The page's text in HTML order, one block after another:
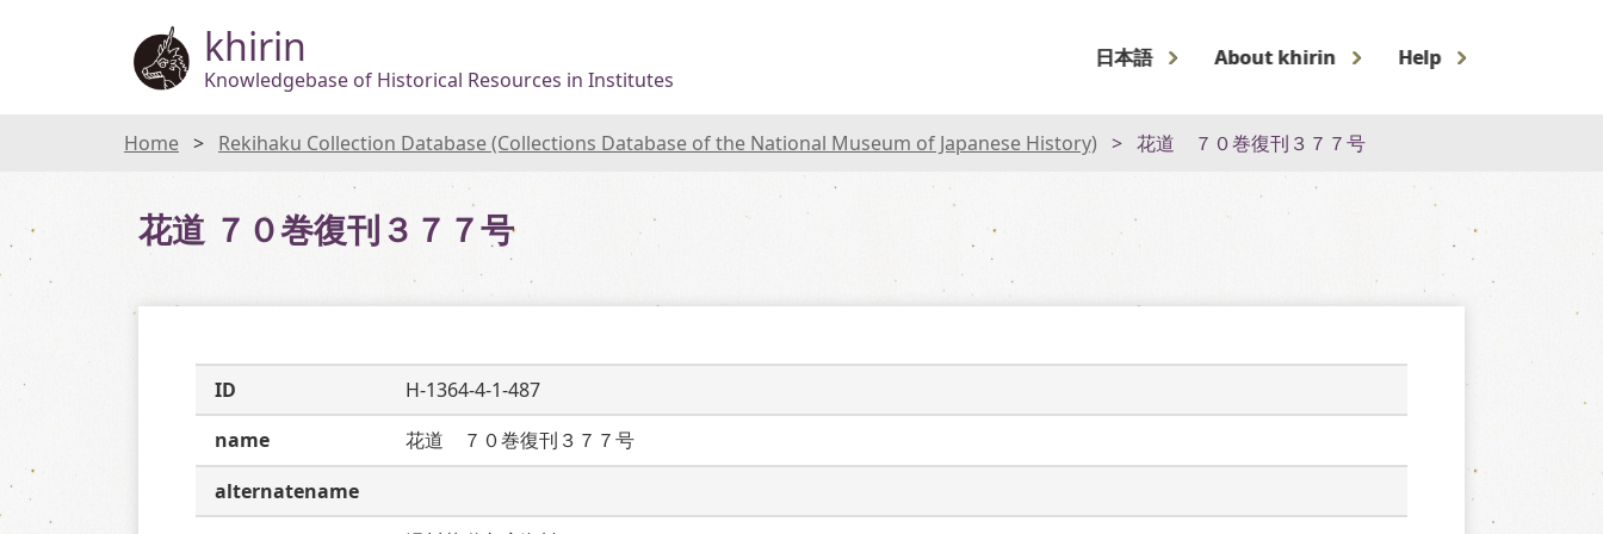
khirin
Knowledgebase of Historical Resources in Institutes
日本語 About khirin Help
Home Rekihaku Collection Database (Collections Database of the National Museum of Japanese History) 花道 ７０巻復刊３７７号
花道 ７０巻復刊３７７号
ID
H-1364-4-1-487
name
花道　７０巻復刊３７７号
alternatename